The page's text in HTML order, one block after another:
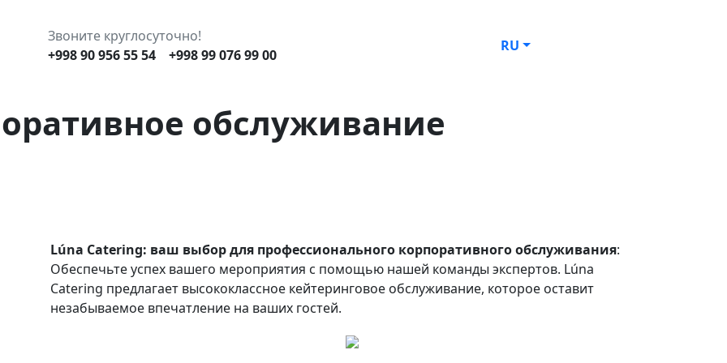
Звоните круглосуточно!
+998 90 956 55 54
+998 99 076 99 00
RU
обслуживание
Lúna Catering: ваш выбор для профессионального корпоративного обслуживания:
Обеспечьте успех вашего мероприятия с помощью нашей команды экспертов. Lúna
Catering предлагает высококлассное кейтеринговое обслуживание, которое оставит
незабываемое впечатление на ваших гостей.